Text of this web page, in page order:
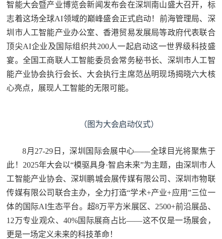
智能大会暨产业博览会新闻发布会在深圳南山盛大召开，标
志着这场全球AI领域的巅峰盛会正式启动！前海管理局、深
圳市人工智能产业办公室、香港贸易发展局等政府代表联合
顶尖AI企业及国际组织共200人一起启动这一世界级科技盛
宴。全国工商联人工智能委员会常务秘书长、深圳市人工智
能产业协会执行会长、大会执行主席范丛明现场揭晓六大核
心亮点，展现人工智能的无限可能。
（图为大会启动仪式）
8月27-29日，深圳国际会展中心——全球目光将聚焦于
此！2025年大会以“模驱具身·智启未来”为主题，由深圳市人
工智能产业协会、深圳鹏城会展传媒有限公司、深圳市物联
传媒有限公司联合主办，全力打造“学术+产业+应用”三位一
体的国际AI生态平台。超8万平方米展区、2500+前沿展品、
12万专业观众、40%国际展商占比——这不仅是一场展会，
更是一场定义未来的科技革命！